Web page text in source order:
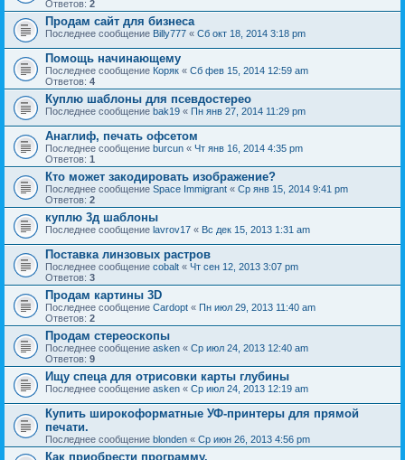
Ответов: 2
Продам сайт для бизнеса
Последнее сообщение Billy777 « Сб окт 18, 2014 3:18 pm
Помощь начинающему
Последнее сообщение Коряк « Сб фев 15, 2014 12:59 am
Ответов: 4
Куплю шаблоны для псевдостерео
Последнее сообщение bak19 « Пн янв 27, 2014 11:29 pm
Анаглиф, печать офсетом
Последнее сообщение burcun « Чт янв 16, 2014 4:35 pm
Ответов: 1
Кто может закодировать изображение?
Последнее сообщение Space Immigrant « Ср янв 15, 2014 9:41 pm
Ответов: 2
куплю 3д шаблоны
Последнее сообщение lavrov17 « Вс дек 15, 2013 1:31 am
Поставка линзовых растров
Последнее сообщение cobalt « Чт сен 12, 2013 3:07 pm
Ответов: 3
Продам картины 3D
Последнее сообщение Cardopt « Пн июл 29, 2013 11:40 am
Ответов: 2
Продам стереоскопы
Последнее сообщение asken « Ср июл 24, 2013 12:40 am
Ответов: 9
Ищу спеца для отрисовки карты глубины
Последнее сообщение asken « Ср июл 24, 2013 12:19 am
Купить широкоформатные УФ-принтеры для прямой
печати.
Последнее сообщение blonden « Ср июн 26, 2013 4:56 pm
Как приобрести программу.